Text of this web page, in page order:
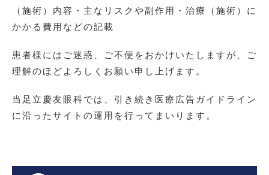
（施術）内容・主なリスクや副作用・治療（施術）に
かかる費用などの記載
患者様にはご迷惑、ご不便をおかけいたしますが、ご
理解のほどよろしくお願い申し上げます。
当足立慶友眼科では、引き続き医療広告ガイドライン
に沿ったサイトの運用を行ってまいります。